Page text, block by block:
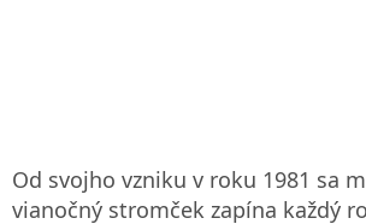
Od svojho vzniku v roku 1981 sa
vianočný stromček zapína každý